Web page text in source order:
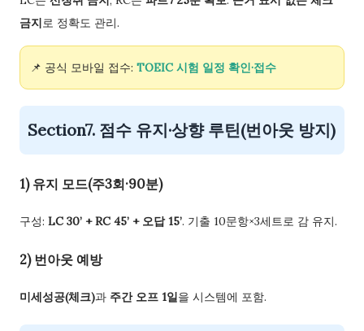
금지로 정확도 관리.
📌 공식 모바일 접수: TOEIC 시험 일정 확인·접수
Section7. 점수 유지·상향 루틴(번아웃 방지)
1) 유지 모드(주3회·90분)
구성: LC 30’ + RC 45’ + 오답 15’. 기출 10문항×3세트로 감 유지.
2) 번아웃 예방
미세성공(체크)과 주간 오프 1일을 시스템에 포함.